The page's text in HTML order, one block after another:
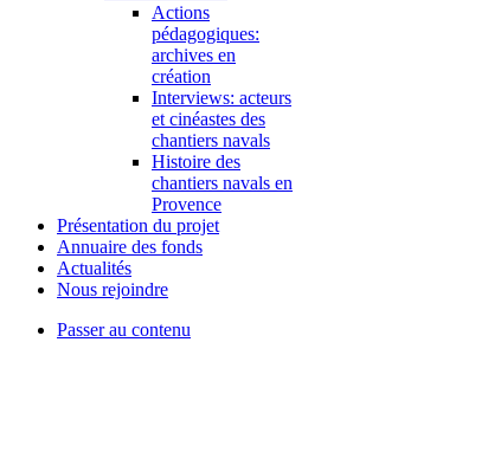
Actions
pédagogiques:
archives en
création
Interviews: acteurs
et cinéastes des
chantiers navals
Histoire des
chantiers navals en
Provence
Présentation du projet
Annuaire des fonds
Actualités
Nous rejoindre
Passer au contenu